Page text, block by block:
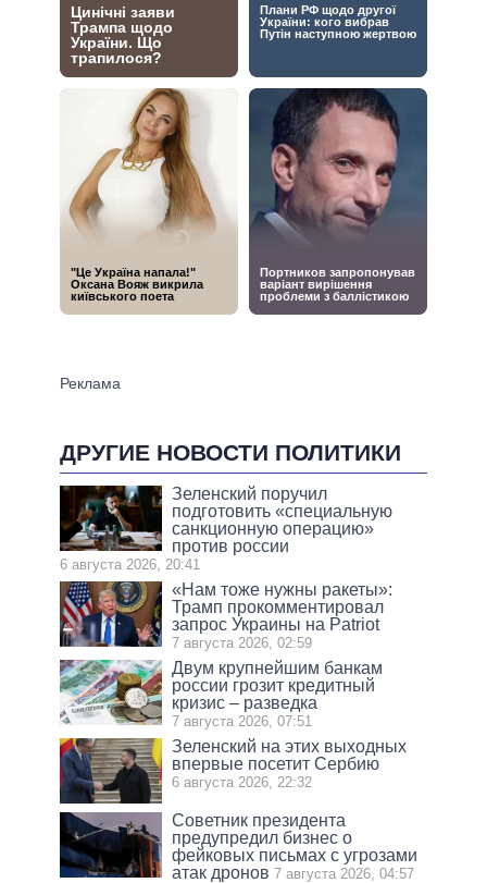
ДРУГИЕ НОВОСТИ ПОЛИТИКИ
Зеленский поручил
подготовить «специальную
санкционную операцию»
против россии
6 августа 2026, 20:41
«Нам тоже нужны ракеты»:
Трамп прокомментировал
запрос Украины на Patriot
7 августа 2026, 02:59
Двум крупнейшим банкам
россии грозит кредитный
кризис – разведка
7 августа 2026, 07:51
Зеленский на этих выходных
впервые посетит Сербию
6 августа 2026, 22:32
Советник президента
предупредил бизнес о
фейковых письмах с угрозами
атак дронов 7 августа 2026, 04:57